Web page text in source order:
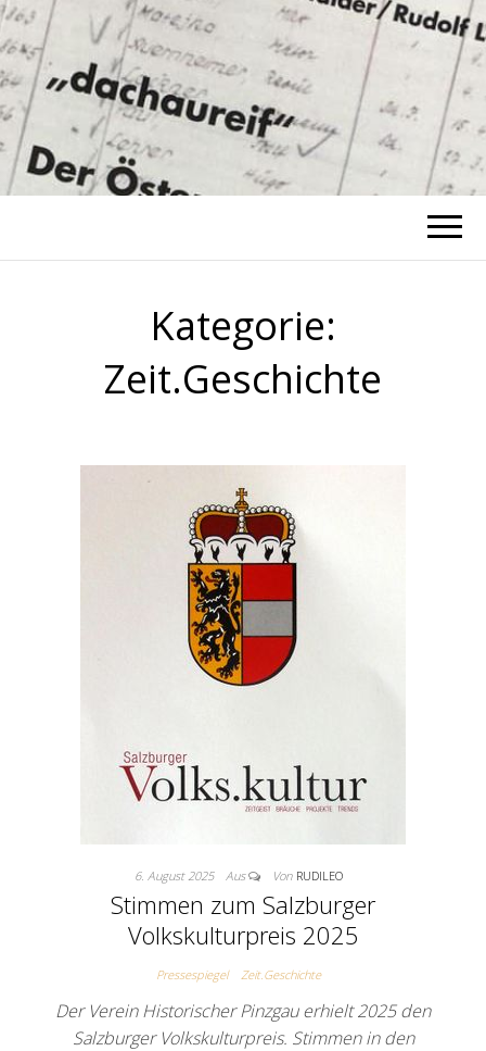
ZEIT-
GESCHICHTE
RUDOLF LEO
zeit-geschichte
Kategorie:
Zeit.Geschichte
6. August 2025 Aus Von RUDILEO
Stimmen zum Salzburger
Volkskulturpreis 2025
Pressespiegel Zeit.Geschichte
Der Verein Historischer Pinzgau erhielt 2025 den
Salzburger Volkskulturpreis. Stimmen in den